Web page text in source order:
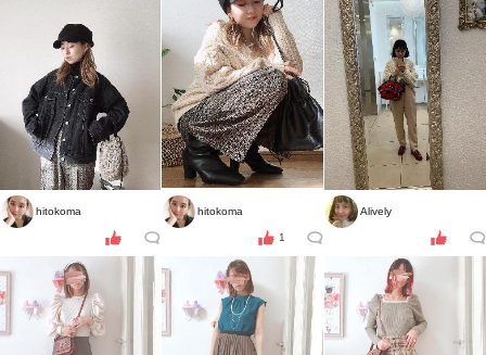
hitokoma hitokoma
1
Alively